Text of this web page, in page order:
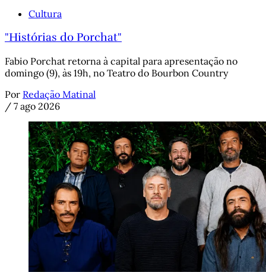
Cultura
"Histórias do Porchat"
Fabio Porchat retorna à capital para apresentação no
domingo (9), às 19h, no Teatro do Bourbon Country
Por Redação Matinal
/ 7 ago 2026